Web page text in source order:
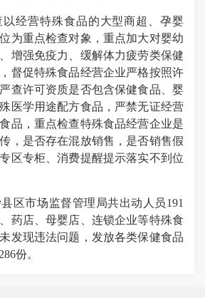
营特殊食品的大型商超、孕婴
为重点检查对象，重点加大对婴幼
增强免疫力、缓解体力疲劳类保健
督促特殊食品经营企业严格按照许
查许可资质是否包含保健食品、婴
医学用途配方食品，严禁无证经营
品，重点检查特殊食品经营企业是
，是否存在混放销售，是否销售假
区专柜、消费提醒提示落实不到位
市场监督管理局共出动人员191
药店、母婴店、连锁企业等特殊食
发现违法问题，发放各类保健食品
份。